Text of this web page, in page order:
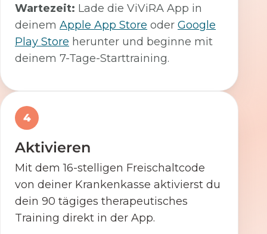
Wartezeit: Lade die ViViRA App in
deinem Apple App Store oder Google
Play Store herunter und beginne mit
deinem 7-Tage-Starttraining.
4
Aktivieren
Mit dem 16-stelligen Freischaltcode
von deiner Krankenkasse aktivierst du
dein 90 tägiges therapeutisches
Training direkt in der App.